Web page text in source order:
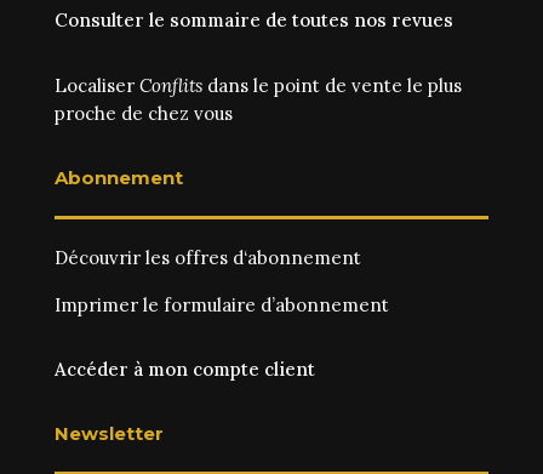
Consulter le sommaire de toutes nos revues
Localiser Conflitsdans le point de vente le plus
proche de chez vous
Abonnement
Découvrir les offres d‘abonnement
Imprimer le formulaire d’abonnement
Accéder à mon compte client
Newsletter